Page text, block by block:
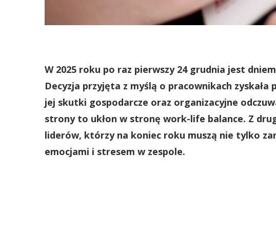
W 2025 roku po raz pierwszy 24 grudnia jest
Decyzja przyjęta z myślą o pracownikach zyskała
jej skutki gospodarcze oraz organizacyjne
strony to ukłon w stronę work-life balance. Z
liderów, którzy na koniec roku muszą nie tylko
emocjami i stresem w zespole.